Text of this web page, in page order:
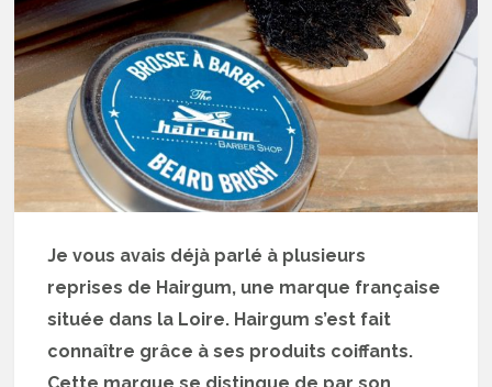
Je vous avais déjà parlé à plusieurs
reprises de Hairgum, une marque française
située dans la Loire. Hairgum s’est fait
connaître grâce à ses produits coiffants.